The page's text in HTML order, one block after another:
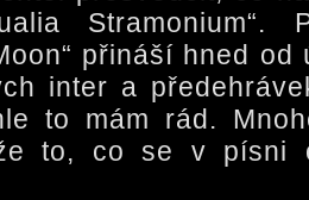
Stramonium“.
přináší hned
inter a
to mám rád.
to, co se v písni